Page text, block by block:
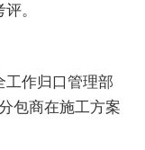
。
作归口管理部
包商在施工方案